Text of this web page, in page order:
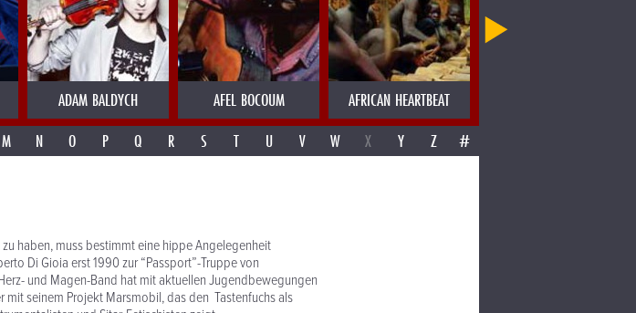
ADAM BALDYCH AFEL BOCOUM AFRICAN HEARTBEAT
M N O P Q R S T U V W X Y Z #
haben, muss bestimmt eine hippe Angelegenheit
Di Gioia erst 1990 zur “Passport”-Truppe von
und Magen-Band hat mit aktuellen Jugendbewegungen
seinem Projekt Marsmobil, das den Tastenfuchs als